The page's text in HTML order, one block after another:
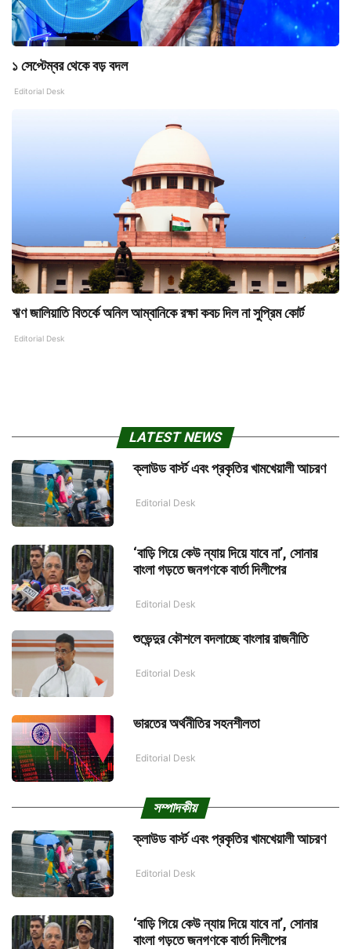
১ সেপ্টেম্বর থেকে বড় বদল
Editorial Desk
ঋণ জালিয়াতি বিতর্কে অনিল আম্বানিকে রক্ষা কবচ দিল না সুপ্রিম কোর্ট
Editorial Desk
LATEST NEWS
ক্লাউড বার্স্ট এবং প্রকৃতির খামখেয়ালী আচরণ
Editorial Desk
‘বাড়ি গিয়ে কেউ ন্যায় দিয়ে যাবে না’, সোনার
বাংলা গড়তে জনগণকে বার্তা দিলীপের
Editorial Desk
শুভেন্দুর কৌশলে বদলাচ্ছে বাংলার রাজনীতি
Editorial Desk
ভারতের অর্থনীতির সহনশীলতা
Editorial Desk
সম্পাদকীয়
ক্লাউড বার্স্ট এবং প্রকৃতির খামখেয়ালী আচরণ
Editorial Desk
‘বাড়ি গিয়ে কেউ ন্যায় দিয়ে যাবে না’, সোনার
বাংলা গড়তে জনগণকে বার্তা দিলীপের